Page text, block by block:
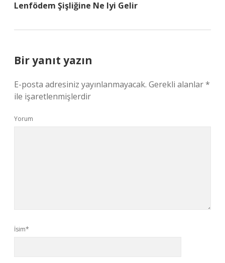
Lenfödem Şişliğine Ne Iyi Gelir
Bir yanıt yazın
E-posta adresiniz yayınlanmayacak. Gerekli alanlar*
ile işaretlenmişlerdir
Yorum
İsim*